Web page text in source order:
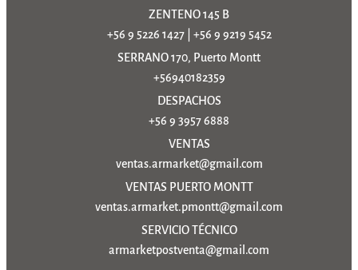
ZENTENO 145 B
+56 9 5226 1427| +56 9 9219 5452
SERRANO 170, Puerto Montt
+56940182359
DESPACHOS
+56 9 3957 6888
VENTAS
ventas.armarket@gmail.com
VENTAS PUERTO MONTT
ventas.armarket.pmontt@gmail.com
SERVICIO TÉCNICO
armarketpostventa@gmail.com